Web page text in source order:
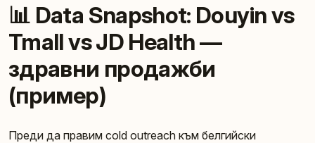
📊 Data Snapshot: Douyin vs
Tmall vs JD Health —
здравни продажби
(пример)
Преди да правим cold outreach към белгийски